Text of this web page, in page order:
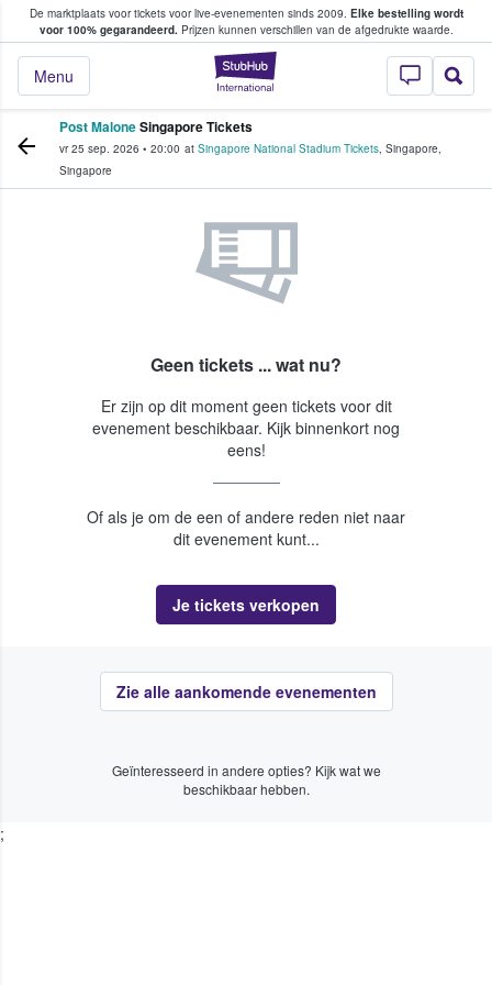
De marktplaats voor tickets voor live-evenementen sinds 2009. Elke bestelling wordt
voor 100% gegarandeerd.Prijzen kunnen verschillen van de afgedrukte waarde.
StubHub: waar
Menu
tickets kopen en verkopen
Post MaloneSingapore Tickets
vr 25 sep. 2026 • 20:00 at Singapore National Stadium Tickets, Singapore,
Singapore
Geen tickets ... wat nu?
Er zijn op dit moment geen tickets voor dit
evenement beschikbaar. Kijk binnenkort nog
eens!
Of als je om de een of andere reden niet naar
dit evenement kunt...
Je tickets verkopen
Zie alle aankomende evenementen
Geïnteresseerd in andere opties? Kijk wat we
beschikbaar hebben.
;